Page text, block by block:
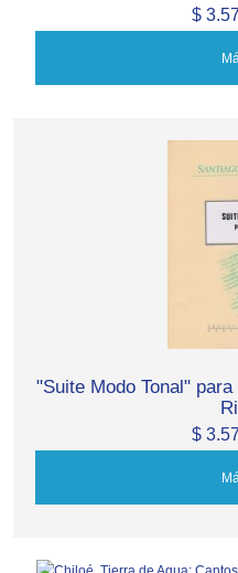
$
"Suite Modo Tonal"
$